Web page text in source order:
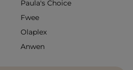
Paula's Choice
Fwee
Olaplex
Anwen